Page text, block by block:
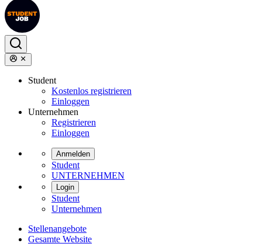
Student
Kostenlos registrieren
Einloggen
Unternehmen
Registrieren
Einloggen
Anmelden
Student
UNTERNEHMEN
Login
Student
Unternehmen
Stellenangebote
Gesamte Website